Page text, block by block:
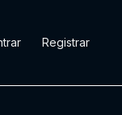
Registrar